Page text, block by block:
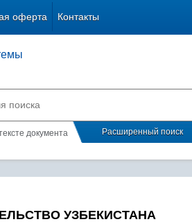
оферта Контакты
документа Расширенный поиск
УЗБЕКИСТАНА